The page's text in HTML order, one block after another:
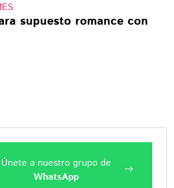
supuesto romance con
Únete a nuestro grupo de
WhatsApp